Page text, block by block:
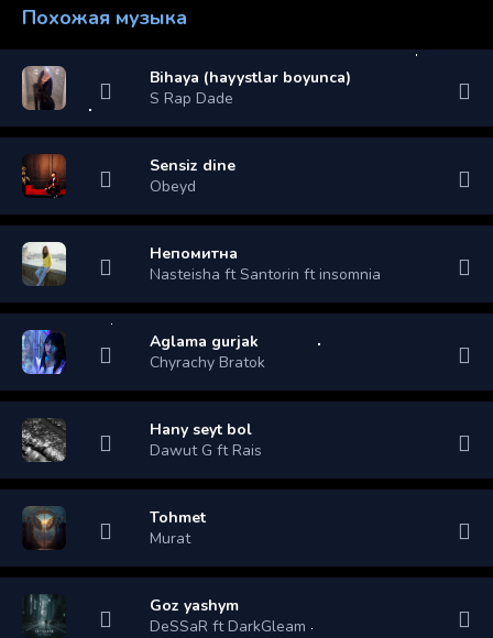
Похожая музыка
Bihaya (hayystlar boyunca)
S Rap Dade
Sensiz dine
Obeyd
Непомитна
Nasteisha ft Santorin ft insomnia
Aglama gurjak
Chyrachy Bratok
Hany seyt bol
Dawut G ft Rais
Tohmet
Murat
Goz yashym
DeSSaR ft DarkGleam